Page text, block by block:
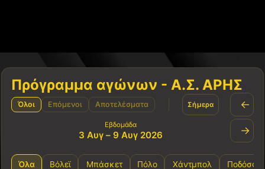
Πρόγραμμα αγώνων - Α.Σ. ΑΡΗΣ
Όλοι Επόμενοι Αποτελέσματα Σήμερα ←
Εβδομάδα
3 Αυγ – 9 Αυγ 2026 →
Όλα Βόλεϊ Μπάσκετ Πόλο Χάντμπολ